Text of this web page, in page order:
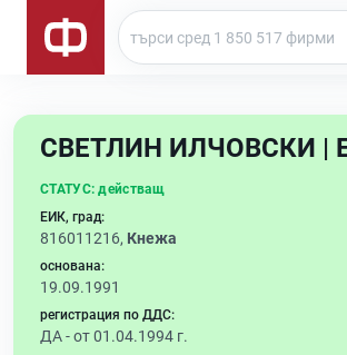
СВЕТЛИН ИЛЧОВСКИ |
СТАТУС: действащ
ЕИК, град:
816011216, Кнежа
основана:
19.09.1991
регистрация по ДДС:
ДА - от 01.04.1994 г.